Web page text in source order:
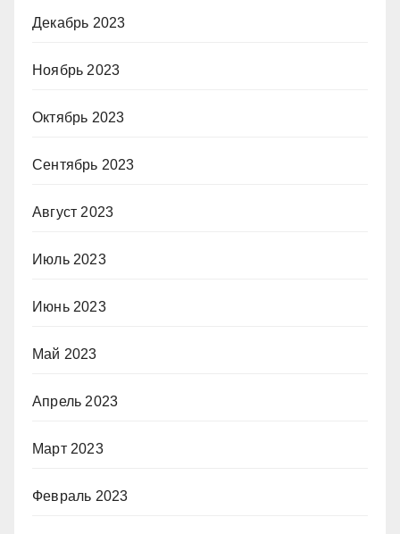
Декабрь 2023
Ноябрь 2023
Октябрь 2023
Сентябрь 2023
Август 2023
Июль 2023
Июнь 2023
Май 2023
Апрель 2023
Март 2023
Февраль 2023